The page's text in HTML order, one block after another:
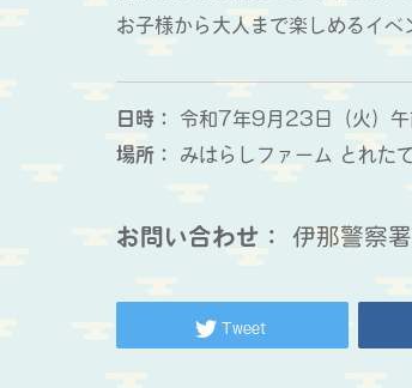
お子様から大人まで楽しめるイベ
日時：
令和7年9月23日（火）
場所：
みはらしファーム とれた
お問い合わせ： 伊那警察署
Tweet